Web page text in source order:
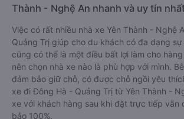
Thành - Nghệ An nhanh và uy tín
Việc có rất nhiều nhà xe Yên Thành - Nghệ
Quảng Trị giúp cho du khách có đa dạng
cũng có thể là một điều bất lợi làm cho
nên chọn nhà xe nào là phù hợp với mình.
đảm bảo giữ chỗ, có được chỗ ngồi yêu
xe đi Đông Hà - Quảng Trị từ Yên Thành -
xe với khách hàng sau khi đặt trực tiếp vẫn
bảo 100%.